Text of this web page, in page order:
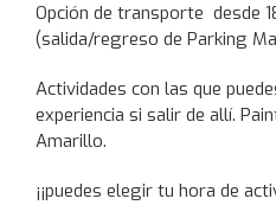
Opción de transporte desde
(salida/regreso de Parking
Actividades con las que
experiencia si salir de allí.
Amarillo.
¡¡puedes elegir tu hora de